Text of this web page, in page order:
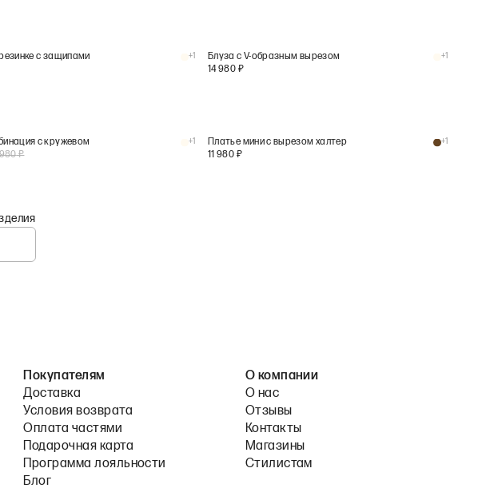
с защипами
+1
Блуза с V-образным вырезом
14 980 ₽
+1
с кружевом
₽
+1
Платье мини с вырезом халтер
11 980 ₽
+1
Покупателям
Доставка
Условия возврата
Оплата частями
Подарочная карта
Программа лояльности
Блог
О компании
О нас
Отзывы
Контакты
Магазины
Стилистам